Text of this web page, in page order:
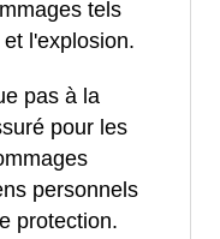
tels
l'explosion.
pas à la
pour les
personnels
protection.